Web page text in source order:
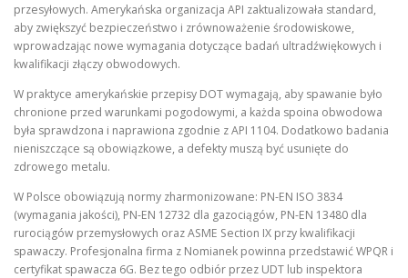
przesyłowych. Amerykańska organizacja API zaktualizowała standard,
aby zwiększyć bezpieczeństwo i zrównoważenie środowiskowe,
wprowadzając nowe wymagania dotyczące badań ultradźwiękowych i
kwalifikacji złączy obwodowych.
W praktyce amerykańskie przepisy DOT wymagają, aby spawanie było
chronione przed warunkami pogodowymi, a każda spoina obwodowa
była sprawdzona i naprawiona zgodnie z API 1104. Dodatkowo badania
nieniszczące są obowiązkowe, a defekty muszą być usunięte do
zdrowego metalu.
W Polsce obowiązują normy zharmonizowane: PN-EN ISO 3834
(wymagania jakości), PN-EN 12732 dla gazociągów, PN-EN 13480 dla
rurociągów przemysłowych oraz ASME Section IX przy kwalifikacji
spawaczy. Profesjonalna firma z Nomianek powinna przedstawić WPQR i
certyfikat spawacza 6G. Bez tego odbiór przez UDT lub inspektora